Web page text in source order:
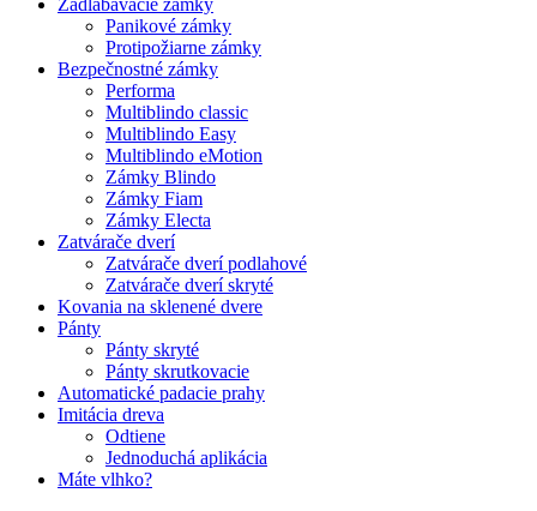
Zadlabávacie zámky
Panikové zámky
Protipožiarne zámky
Bezpečnostné zámky
Performa
Multiblindo classic
Multiblindo Easy
Multiblindo eMotion
Zámky Blindo
Zámky Fiam
Zámky Electa
Zatvárače dverí
Zatvárače dverí podlahové
Zatvárače dverí skryté
Kovania na sklenené dvere
Pánty
Pánty skryté
Pánty skrutkovacie
Automatické padacie prahy
Imitácia dreva
Odtiene
Jednoduchá aplikácia
Máte vlhko?